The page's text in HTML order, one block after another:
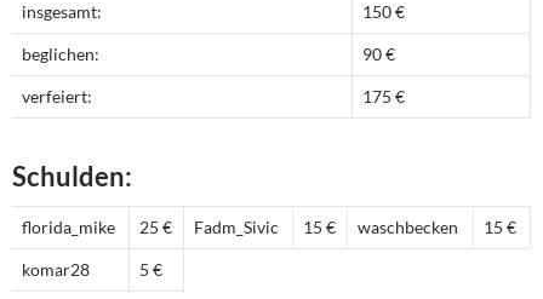
insgesamt: 150 €
beglichen: 90 €
verfeiert: 175 €
Schulden:
florida_mike 25 € Fadm_Sivic 15 € waschbecken 15 €
komar28 5 €